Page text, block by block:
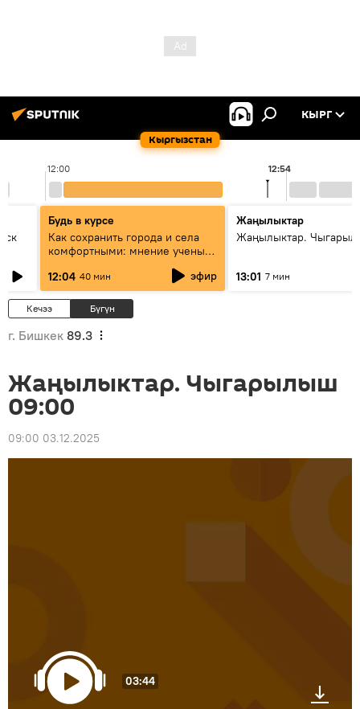
Кыргызстан
КЫРГ
12:00 12:54
Будь в курсе
Как сохранить города и села
комфортными: мнение ученых
12:04 40 мин эфир
Жаңылыктар
Жаңылыктар.
13:01 7 мин
Кечээ Бүгүн
г. Бишкек 89.3
Жаңылыктар. Чыгарылыш
09:00
09:00 03.12.2025
03:44